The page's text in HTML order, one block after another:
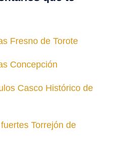
Fresno de Torote
Concepción
Casco Histórico de
Torrejón de